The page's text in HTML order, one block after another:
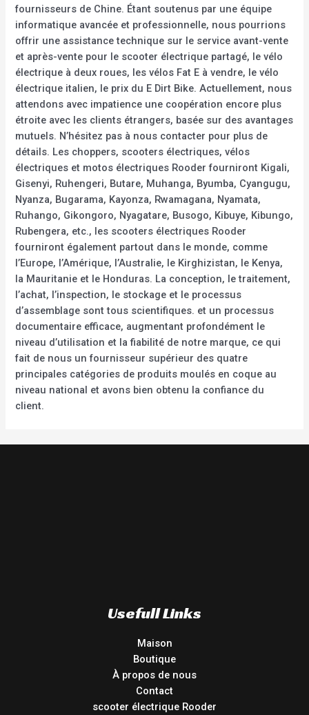
fournisseurs de Chine. Étant soutenus par une équipe
informatique avancée et professionnelle, nous pourrions
offrir une assistance technique sur le service avant-vente
et après-vente pour le scooter électrique partagé, le vélo
électrique à deux roues, les vélos Fat E à vendre, le vélo
électrique italien, le prix du E Dirt Bike. Actuellement, nous
attendons avec impatience une coopération encore plus
étroite avec les clients étrangers, basée sur des avantages
mutuels. N’hésitez pas à nous contacter pour plus de
détails. Les choppers, scooters électriques, vélos
électriques et motos électriques Rooder fourniront Kigali,
Gisenyi, Ruhengeri, Butare, Muhanga, Byumba, Cyangugu,
Nyanza, Bugarama, Kayonza, Rwamagana, Nyamata,
Ruhango, Gikongoro, Nyagatare, Busogo, Kibuye, Kibungo,
Rubengera, etc., les scooters électriques Rooder
fourniront également partout dans le monde, comme
l’Europe, l’Amérique, l’Australie, le Kirghizistan, le Kenya,
la Mauritanie et le Honduras. La conception, le traitement,
l’achat, l’inspection, le stockage et le processus
d’assemblage sont tous scientifiques. et un processus
documentaire efficace, augmentant profondément le
niveau d’utilisation et la fiabilité de notre marque, ce qui
fait de nous un fournisseur supérieur des quatre
principales catégories de produits moulés en coque au
niveau national et avons bien obtenu la confiance du
client.
Usefull Links
Maison
Boutique
À propos de nous
Contact
scooter électrique Rooder